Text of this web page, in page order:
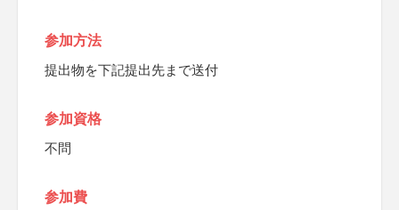
参加方法
提出物を下記提出先まで送付
参加資格
不問
参加費